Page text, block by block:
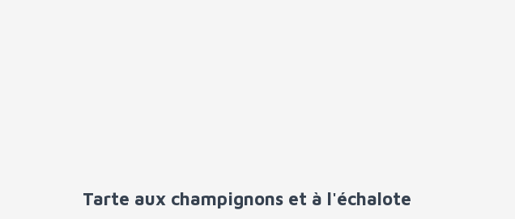
Tarte aux champignons et à l'échalote